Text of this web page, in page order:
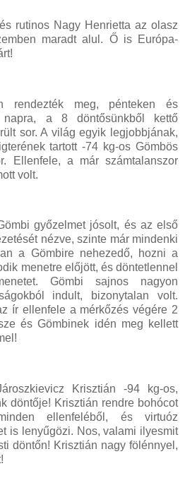
rutinos Nagy Henrietta az olasz
maradt alul. Ő is Európa-
rendezték meg, pénteken és
napra, a 8 döntősünkből kettő
sor. A világ egyik legjobbjának,
tartott -74 kg-os Gömbös
Ellenfele, a már számtalanszor
volt.
győzelmet jósolt, és az első
nézve, szinte már mindenki
a Gömbire nehezedő, hozni a
menetre előjött, és döntetlennel
Gömbi sajnos nagyon
indult, bizonytalan volt.
ír ellenfele a mérkőzés végére 2
és Gömbinek idén meg kellett
Krisztián -94 kg-os,
döntője! Krisztián rendre bohócot
ellenfeléből, és virtuóz
is lenyűgözi. Nos, valami ilyesmit
döntőn! Krisztián nagy fölénnyel,